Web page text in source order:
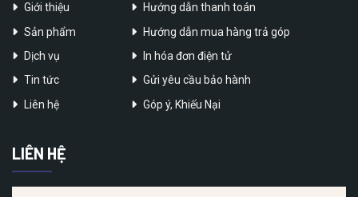
Giới thiệu
Sản phẩm
Dịch vụ
Tin tức
Liên hệ
Hướng dẫn thanh toán
Hướng dẫn mua hàng trả góp
In hóa đơn điện tử
Gửi yêu cầu bảo hành
Góp ý, Khiếu Nại
LIÊN HỆ